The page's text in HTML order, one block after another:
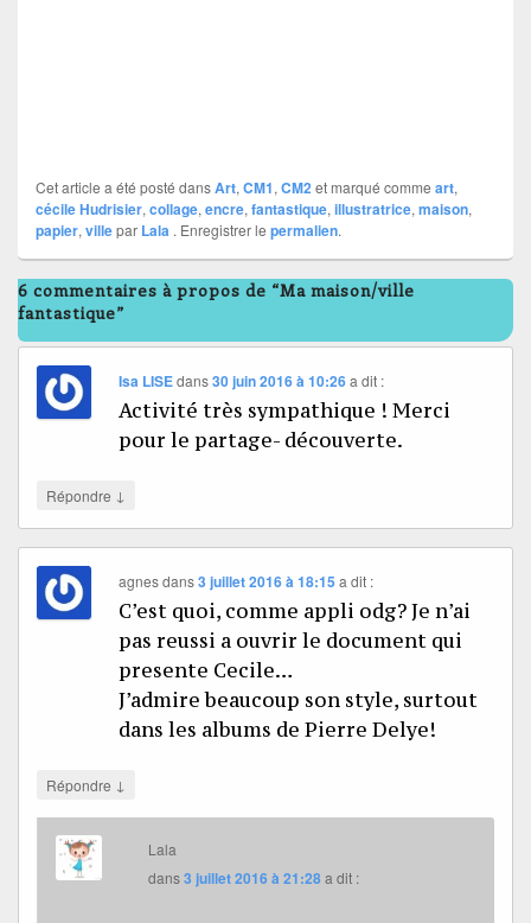
Cet article a été posté dansArt, CM1, CM2 et marqué comme art,
cécile Hudrisier, collage, encre, fantastique, illustratrice, maison,
papier, villepar Lala . Enregistrer le permalien.
6 commentaires à propos de “Ma maison/ville
fantastique”
Isa LISEdans30 juin 2016 à 10:26 a dit :
Activité très sympathique ! Merci
pour le partage- découverte.
Répondre ↓
agnesdans3 juillet 2016 à 18:15 a dit :
C’est quoi, comme appli odg? Je n’ai
pas reussi a ouvrir le document qui
presente Cecile…
J’admire beaucoup son style, surtout
dans les albums de Pierre Delye!
Répondre ↓
Lala
dans3 juillet 2016 à 21:28a dit :